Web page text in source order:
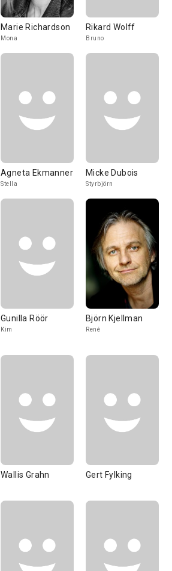
Marie Richardson
Mona
Rikard Wolff
Bruno
Agneta Ekmanner
Stella
Micke Dubois
Styrbjörn
Gunilla Röör
Kim
Björn Kjellman
René
Wallis Grahn Gert Fylking